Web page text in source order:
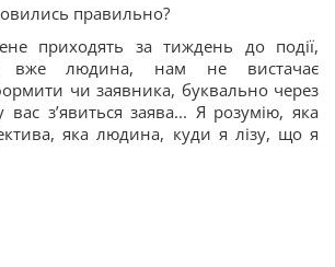
правильно?
приходять за тиждень до події,
людина, нам не вистачає
чи заявника, буквально через
з’явиться заява... Я розумію, яка
яка людина, куди я лізу, що я